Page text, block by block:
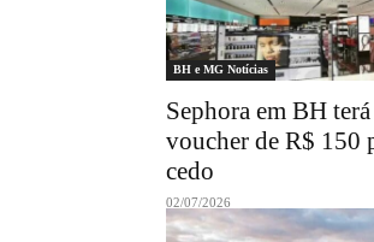
BH e MG Notícias
Sephora em BH
voucher de R$ 150
cedo
02/07/2026